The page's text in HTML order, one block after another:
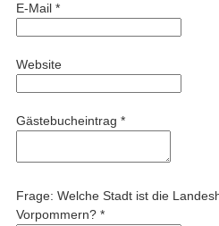
E-Mail *
Website
Gästebucheintrag *
Frage: Welche Stadt ist die
Vorpommern? *